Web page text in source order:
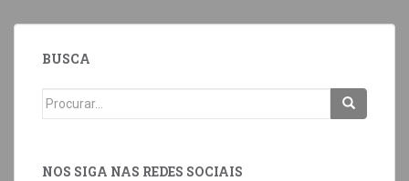
BUSCA
NOS SIGA NAS REDES SOCIAIS